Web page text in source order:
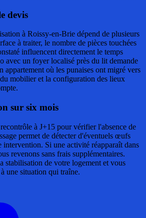
devis
à Roissy-en-Brie dépend de plusieurs
à traiter, le nombre de pièces touchées
influencent directement le temps
avec un foyer localisé près du lit demande
appartement où les punaises ont migré vers
mobilier et la configuration des lieux
sur six mois
à J+15 pour vérifier l'absence de
permet de détecter d'éventuels œufs
intervention. Si une activité réapparaît dans
revenons sans frais supplémentaires.
stabilisation de votre logement et vous
une situation qui traîne.